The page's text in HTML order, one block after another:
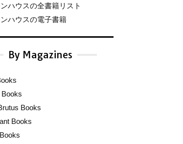
ハウスの全書籍リスト
ハウスの電子書籍
By Magazines
Books
Books